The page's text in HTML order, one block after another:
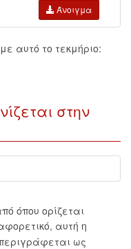
Άνοιγμα
αυτό το τεκμήριο:
στην
όπου ορίζεται
αυτή η
ως